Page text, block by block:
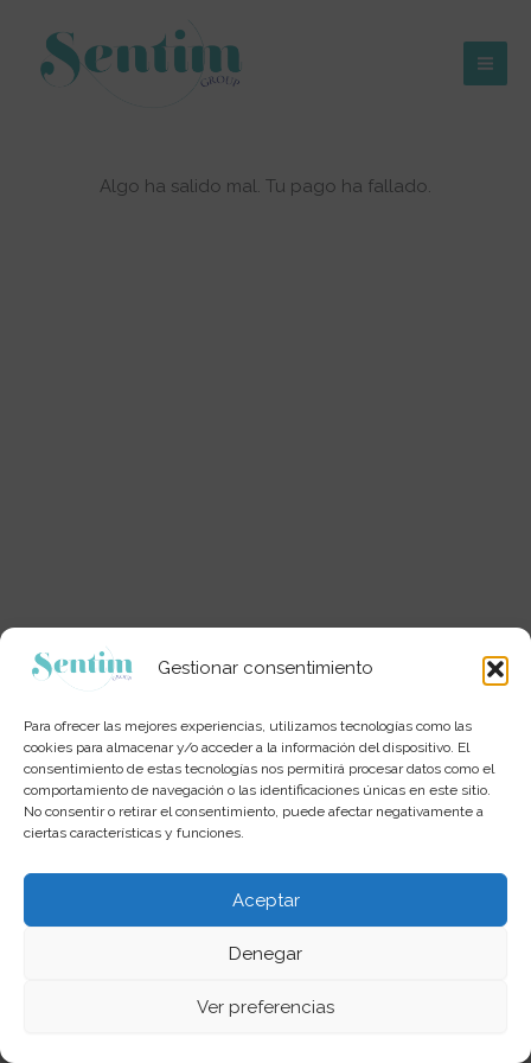
Gestionar consentimiento
Para ofrecer las mejores experiencias, utilizamos tecnologías como las
cookies para almacenar y/o acceder a la información del dispositivo. El
consentimiento de estas tecnologías nos permitirá procesar datos como el
comportamiento de navegación o las identificaciones únicas en este sitio.
No consentir o retirar el consentimiento, puede afectar negativamente a
ciertas características y funciones.
Aceptar
Denegar
Ver preferencias
contenido
Algo ha salido mal. Tu pago ha fallado.
Copyright © 2026 Sentim Group